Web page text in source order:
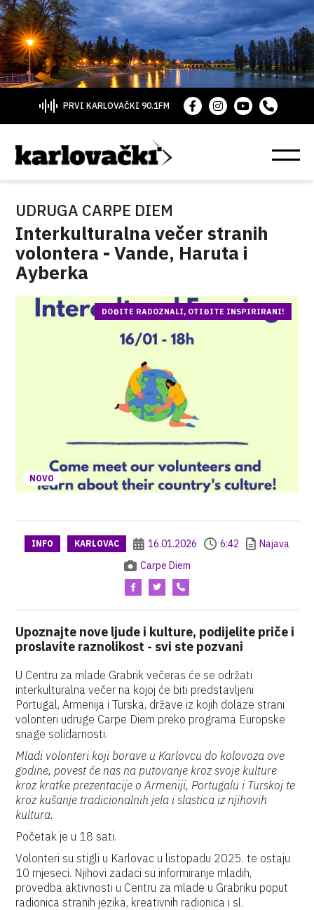
PRVI KARLOVAČKI 90.1FM
UDRUGA CARPE DIEM
Interkulturalna večer stranih
volontera - Vande, Haruta i
Ayberka
NOVO
DOĐITE RADOZNALI, OTIĐITE INSPIRIRANI!
INFO KARLOVAC 16.01.2026 6:42
Najava
Carpe Diem
Upoznajte nove ljude i kulture, podijelite priče i
proslavite raznolikost - svi ste pozvani
U Centru za mlade Grabrik večeras će se održati
interkulturalna večer na kojoj će biti predstavljeni
Portugal, Armenija i Turska, države iz kojih dolaze strani
volonteri udruge Carpe Diem preko programa Europske
snage solidarnosti.
Mladi volonteri koji borave u Karlovcu do kolovoza ove
godine, povest će nas na putovanje kroz svoje kulture
kroz kratke prezentacije o Armeniji, Portugalu i Turskoj te
kroz kušanje tradicionalnih jela i slastica iz njihovih
kultura.
Početak je u 18 sati.
Volonteri su stigli u Karlovac u listopadu 2025. te ostaju
10 mjeseci. Njihovi zadaci su informiranje mladih,
provedba aktivnosti u Centru za mlade u Grabriku poput
radionica stranih jezika, kreativnih radionica i sl.